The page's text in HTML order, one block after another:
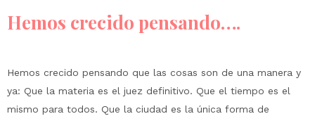
Hemos crecido pensando….
Hemos crecido pensando que las cosas son de una manera y
ya: Que la materia es el juez definitivo. Que el tiempo es el
mismo para todos. Que la ciudad es la única forma de